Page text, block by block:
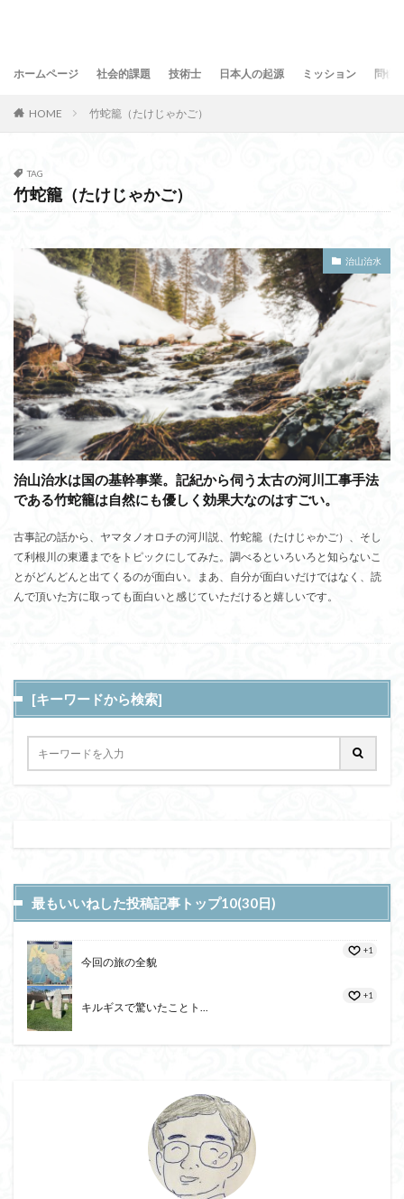
ホームページ 社会的課題 技術士 日本人の起源 ミッション 問合
HOME 竹蛇籠（たけじゃかご）
TAG
竹蛇籠（たけじゃかご）
治山治水
治山治水は国の基幹事業。記紀から伺う太古の河川工事手法
である竹蛇籠は自然にも優しく効果大なのはすごい。
古事記の話から、ヤマタノオロチの河川説、竹蛇籠（たけじゃかご）、そし
て利根川の東遷までをトピックにしてみた。調べるといろいろと知らないこ
とがどんどんと出てくるのが面白い。まあ、自分が面白いだけではなく、読
んで頂いた方に取っても面白いと感じていただけると嬉しいです。
[キーワードから検索]
最もいいねした投稿記事トップ10(30日)
今回の旅の全貌
+1
キルギスで驚いたことト...
+1